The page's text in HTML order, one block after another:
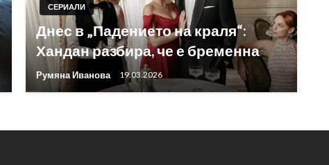
СЕРИАЛИ
Днес в „Падението на краля“:
Хандан разбира, че е бременна
Румяна Иванова 19.03.2026